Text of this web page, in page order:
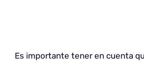
Es importante tener en cuenta